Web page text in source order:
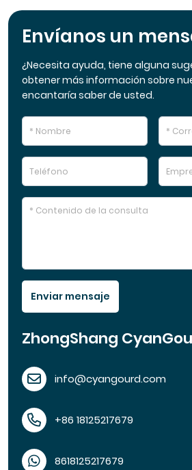
Envíanos un
¿Necesita ayuda, tiene alguna
obtener más información sobre
encantaría saber de usted.
Enviar mensaje
ZhongShang
info@cyangourd.com
+86 18125217679
8618125217679